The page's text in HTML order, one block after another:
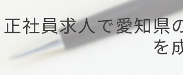
正社員求人で愛知県
を